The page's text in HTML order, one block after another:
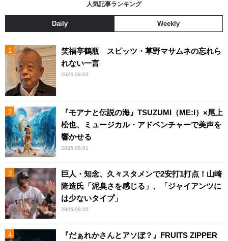
人気記事ランキング
Daily Weekly
笑福亭鶴瓶 スピッツ・草野マサムネの忘れら
れない一言
2026.08.03
『モアナと伝説の海』TSUZUMI（ME:I）×尾上
松也、ミュージカル・アドベンチャーで美声を
響かせる
2026.08.01
巨人・知念、久々スタメンで2安打1打点！山崎
隆造氏「泥臭さを感じる」、「ジャイアンツに
は少ないタイプ」
2026.08.05
『だぁれかさんとアソぼ？』FRUITS ZIPPER